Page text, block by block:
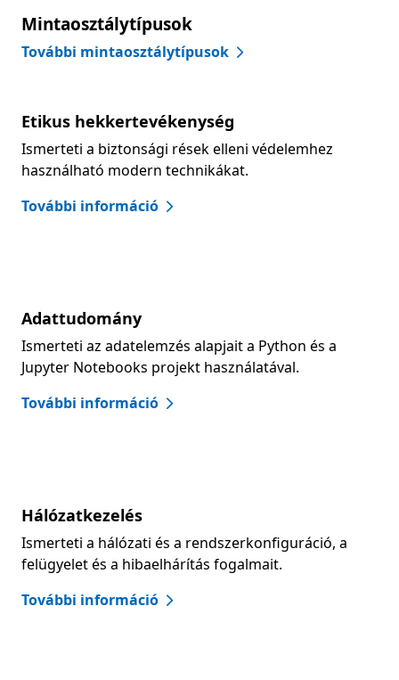
Mintaosztálytípusok
További mintaosztálytípusok
Etikus hekkertevékenység
Ismerteti a biztonsági rések elleni védelemhez
használható modern technikákat.
További információ
Adattudomány
Ismerteti az adatelemzés alapjait a Python és a
Jupyter Notebooks projekt használatával.
További információ
Hálózatkezelés
Ismerteti a hálózati és a rendszerkonfiguráció, a
felügyelet és a hibaelhárítás fogalmait.
További információ